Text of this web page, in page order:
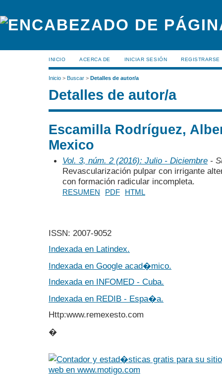
INICIO ACERCA DE INICIAR SESIÓN REGISTRARSE
Inicio > Buscar > Detalles de autor/a
Detalles de autor/a
Escamilla Rodríguez,
Mexico
Vol. 3, núm. 2 (2016): Julio - Diciembre -
Revascularización pulpar con irrigante
con formación radicular incompleta.
RESUMEN PDF HTML
ISSN: 2007-9052
Indexada en Latindex.
Indexada en Google acad�mico.
Indexada en INFOMED - Cuba.
Indexada en REDIB - Espa�a.
Http:www.remexesto.com
�